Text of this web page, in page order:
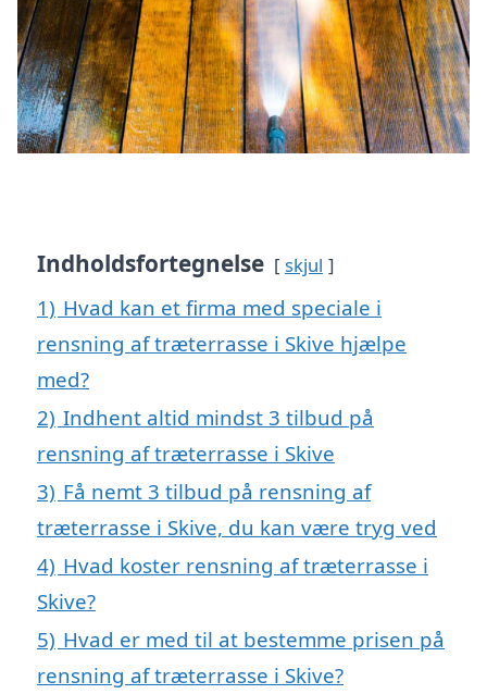
Indholdsfortegnelse skjul
1) Hvad kan et firma med speciale i
rensning af træterrasse i Skive hjælpe
med?
2) Indhent altid mindst 3 tilbud på
rensning af træterrasse i Skive
3) Få nemt 3 tilbud på rensning af
træterrasse i Skive, du kan være tryg ved
4) Hvad koster rensning af træterrasse i
Skive?
5) Hvad er med til at bestemme prisen på
rensning af træterrasse i Skive?